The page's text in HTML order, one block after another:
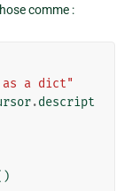
comme :
as a dict"
.descript